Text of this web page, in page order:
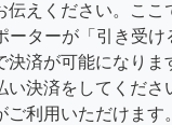
伝えください。ここ
ーターが「引き受け
決済が可能になりま
い決済をしてくださ
ご利用いただけます